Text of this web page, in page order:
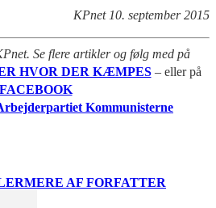
KPnet 10. september 2015
Se flere artikler og følg med på
HVOR DER KÆMPES – eller på
FACEBOOK
Kommunisterne
MERE AF FORFATTER